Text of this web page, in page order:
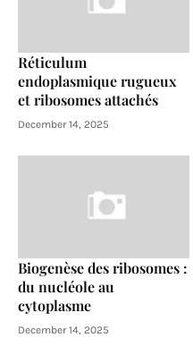
Réticulum
endoplasmique rugueux
et ribosomes attachés
December 14, 2025
Biogenèse des ribosomes :
du nucléole au
cytoplasme
December 14, 2025